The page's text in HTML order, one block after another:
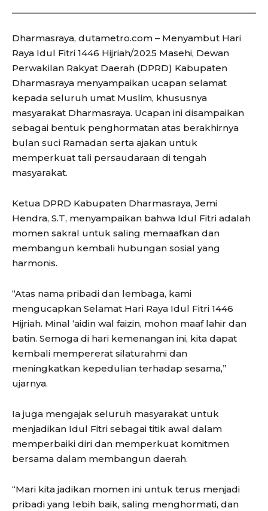
Dharmasraya, dutametro.com – Menyambut Hari
Raya Idul Fitri 1446 Hijriah/2025 Masehi, Dewan
Perwakilan Rakyat Daerah (DPRD) Kabupaten
Dharmasraya menyampaikan ucapan selamat
kepada seluruh umat Muslim, khususnya
masyarakat Dharmasraya. Ucapan ini disampaikan
sebagai bentuk penghormatan atas berakhirnya
bulan suci Ramadan serta ajakan untuk
memperkuat tali persaudaraan di tengah
masyarakat.
Ketua DPRD Kabupaten Dharmasraya, Jemi
Hendra, S.T, menyampaikan bahwa Idul Fitri adalah
momen sakral untuk saling memaafkan dan
membangun kembali hubungan sosial yang
harmonis.
“Atas nama pribadi dan lembaga, kami
mengucapkan Selamat Hari Raya Idul Fitri 1446
Hijriah. Minal ‘aidin wal faizin, mohon maaf lahir dan
batin. Semoga di hari kemenangan ini, kita dapat
kembali mempererat silaturahmi dan
meningkatkan kepedulian terhadap sesama,”
ujarnya.
Ia juga mengajak seluruh masyarakat untuk
menjadikan Idul Fitri sebagai titik awal dalam
memperbaiki diri dan memperkuat komitmen
bersama dalam membangun daerah.
“Mari kita jadikan momen ini untuk terus menjadi
pribadi yang lebih baik, saling menghormati, dan